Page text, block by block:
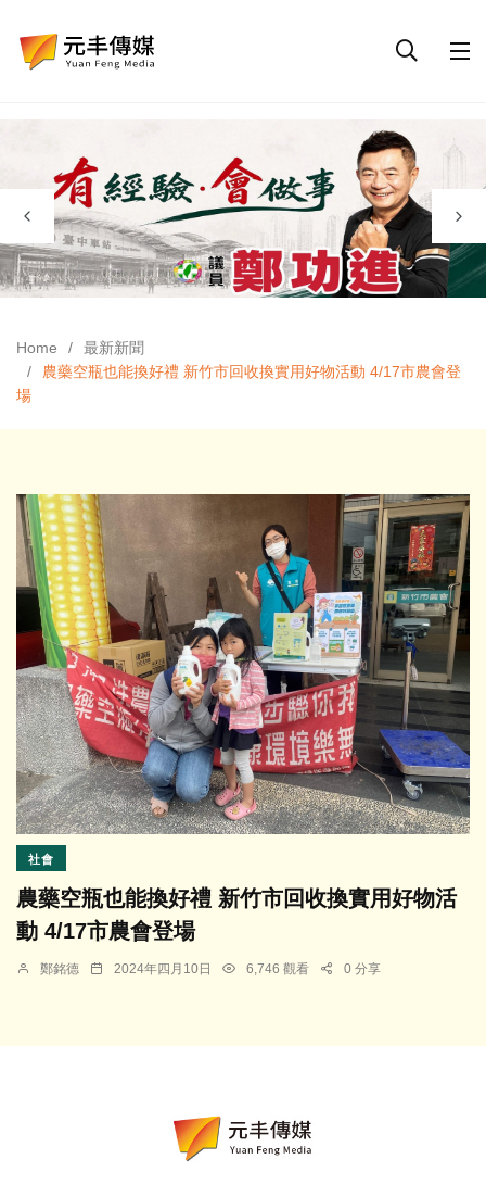
Home
最新新聞
農藥空瓶也能換好禮 新竹市回收換實用好物活動 4/17市農會登
場
社會
農藥空瓶也能換好禮 新竹市回收換實用好物活
動 4/17市農會登場
鄭銘德 2024年四月10日 6,746 觀看 0 分享